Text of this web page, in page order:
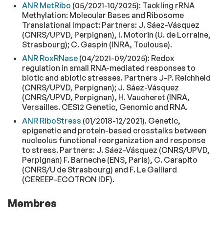
ANR MetRibo (05/2021-10/2025): Tackling rRNA
Methylation: Molecular Bases and Ribosome
Translational Impact: Partners: J. Sáez-Vásquez
(CNRS/UPVD, Perpignan), I. Motorin (U. de Lorraine,
Strasbourg); C. Gaspin (INRA, Toulouse).
ANR RoxRNase(04/2021-09/2025): Redox
regulation in small RNA-mediated responses to
biotic and abiotic stresses. Partners J-P. Reichheld
(CNRS/UPVD, Perpignan); J. Sáez-Vásquez
(CNRS/UPVD, Perpignan), H. Vaucheret (INRA,
Versailles. CES12 Genetic, Genomic and RNA.
ANR RiboStress (01/2018-12/2021). Genetic,
epigenetic and protein-based crosstalks between
nucleolus functional reorganization and response
to stress. Partners: J. Sáez-Vásquez (CNRS/UPVD,
Perpignan) F. Barneche (ENS, Paris), C. Carapito
(CNRS/U de Strasbourg) and F. Le Galliard
(CEREEP-ECOTRON IDF).
Membres